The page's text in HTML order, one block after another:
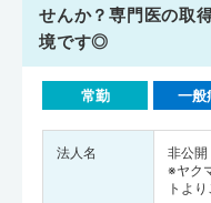
せんか？専門医の取
境です◎
常勤 一般
法人名
非公開
※ヤク
トよ